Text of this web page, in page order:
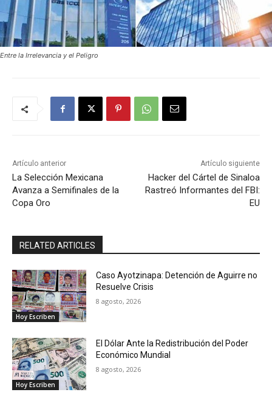
Entre la Irrelevancia y el Peligro
Artículo anterior
La Selección Mexicana
Avanza a Semifinales de la
Copa Oro
Artículo siguiente
Hacker del Cártel de Sinaloa
Rastreó Informantes del FBI:
EU
RELATED ARTICLES
Hoy Escriben
Caso Ayotzinapa: Detención de Aguirre no
Resuelve Crisis
8 agosto, 2026
Hoy Escriben
El Dólar Ante la Redistribución del Poder
Económico Mundial
8 agosto, 2026